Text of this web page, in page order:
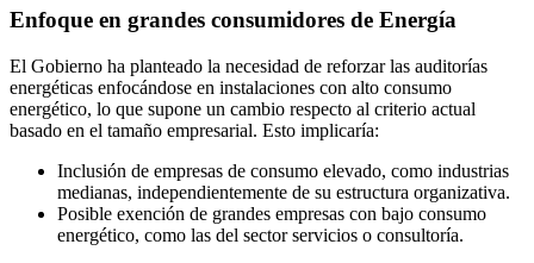
Enfoque en grandes consumidores de Energía
El Gobierno ha planteado la necesidad de reforzar las auditorías
energéticas enfocándose en instalaciones con alto consumo
energético, lo que supone un cambio respecto al criterio actual
basado en el tamaño empresarial. Esto implicaría:
Inclusión de empresas de consumo elevado, como industrias
medianas, independientemente de su estructura organizativa.
Posible exención de grandes empresas con bajo consumo
energético, como las del sector servicios o consultoría.